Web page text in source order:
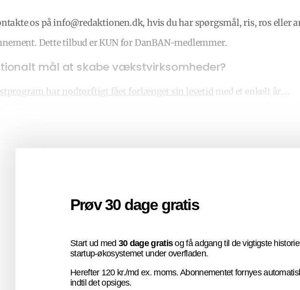
os på info@redaktionen.dk, hvis du har spørgsmål, ris, ros eller
Dette tilbud er KUN for DanBAN-medlemmer.
mål at skabe vækstvirksomheder?
har nødtørftigt fået forlænget sin levetid med et enkelt år….
Prøv 30 dage gratis
Start ud med 30 dage gratisog få adgang til de vigtigste
startup-økosystemet under overfladen.
Herefter 120 kr./md ex. moms. Abonnementet fornyes
indtil det opsiges.